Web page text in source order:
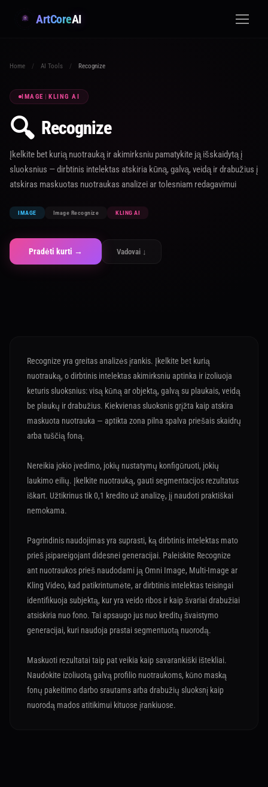
ArtCoreAI
Home / AI Tools / Recognize
IMAGE | KLING AI
🔍 Recognize
Įkelkite bet kurią nuotrauką ir akimirksniu pamatykite ją išskaidytą į
sluoksnius — dirbtinis intelektas atskiria kūną, galvą, veidą ir drabužius į
atskiras maskuotas nuotraukas analizei ar tolesniam redagavimui
IMAGE Image Recognize KLING AI
Pradėti kurti → Vadovai ↓
Recognize yra greitas analizės įrankis. Įkelkite bet kurią
nuotrauką, o dirbtinis intelektas akimirksniu aptinka ir izoliuoja
keturis sluoksnius: visą kūną ar objektą, galvą su plaukais, veidą
be plaukų ir drabužius. Kiekvienas sluoksnis grįžta kaip atskira
maskuota nuotrauka — aptikta zona pilna spalva priešais skaidrų
arba tuščią foną.
Nereikia jokio įvedimo, jokių nustatymų konfigūruoti, jokių
laukimo eilių. Įkelkite nuotrauką, gauti segmentacijos rezultatus
iškart. Užtikrinus tik 0,1 kredito už analizę, jį naudoti praktiškai
nemokama.
Pagrindinis naudojimas yra suprasti, ką dirbtinis intelektas mato
prieš įsipareigojant didesnei generacijai. Paleiskite Recognize
ant nuotraukos prieš naudodami ją Omni Image, Multi-Image ar
Kling Video, kad patikrintumėte, ar dirbtinis intelektas teisingai
identifikuoja subjektą, kur yra veido ribos ir kaip švariai drabužiai
atsiskiria nuo fono. Tai apsaugo jus nuo kreditų švaistymo
generacijai, kuri naudoja prastai segmentuotą nuorodą.
Maskuoti rezultatai taip pat veikia kaip savarankiški ištekliai.
Naudokite izoliuotą galvą profilio nuotraukoms, kūno maską
fonų pakeitimo darbo srautams arba drabužių sluoksnį kaip
nuorodą mados atitikimui kituose įrankiuose.